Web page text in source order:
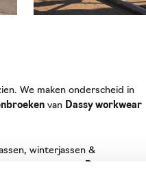
We maken onderscheid in
van Dassy workwear
winterjassen &